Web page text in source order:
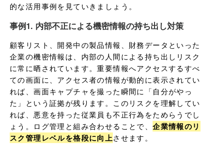
的な活用事例を見ていきましょう。
事例1. 内部不正による機密情報の持ち出し対策
顧客リスト、開発中の製品情報、財務データといった
企業の機密情報は、内部の人間による持ち出しリスク
に常に晒されています。重要情報へアクセスするすべ
ての画面に、アクセス者の情報が動的に表示されてい
れば、画面キャプチャを撮った瞬間に「自分がやっ
た」という証拠が残ります。このリスクを理解してい
れば、悪意を持った従業員も不正行為をためらうでし
ょう。ログ管理と組み合わせることで、企業情報のリ
スク管理レベルを格段に向上させます。